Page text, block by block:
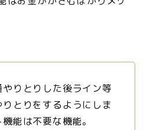
りとりした後ライン等
とりをするようにしま
能は不要な機能。